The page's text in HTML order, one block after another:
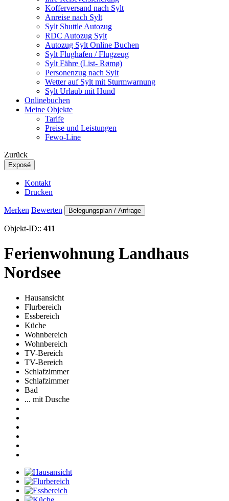
Kofferversand nach Sylt
Anreise nach Sylt
Sylt Shuttle Autozug
RDC Autozug Sylt
Autozug Sylt Online Buchen
Sylt Flughafen / Flugzeug
Sylt Fähre (List- Rømø)
Personenzug nach Sylt
Wetter auf Sylt mit Sturmwarnung
Sylt Urlaub mit Hund
Onlinebuchen
Meine Objekte
Tarife
Preise und Leistungen
Fewo-Line
Zurück
Exposé
Kontakt
Drucken
Merken Bewerten Belegungsplan / Anfrage
Objekt-ID:: 411
Ferienwohnung Landhaus
Nordsee
Hausansicht
Flurbereich
Essbereich
Küche
Wohnbereich
Wohnbereich
TV-Bereich
TV-Bereich
Schlafzimmer
Schlafzimmer
Bad
... mit Dusche